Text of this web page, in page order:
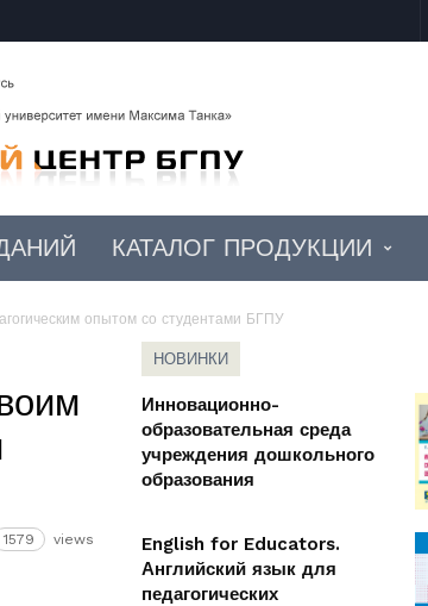
КАТАЛОГ ПРОДУКЦИИ
опытом со студентами БГПУ
1579 views
НОВИНКИ
Инновационно-
образовательная среда
учреждения дошкольного
образования
English for Educators.
Английский язык для
педагогических